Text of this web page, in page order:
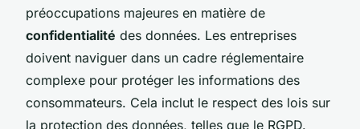
préoccupations majeures en matière de
confidentialité des données. Les entreprises
doivent naviguer dans un cadre réglementaire
complexe pour protéger les informations des
consommateurs. Cela inclut le respect des lois sur
la protection des données, telles que le RGPD.